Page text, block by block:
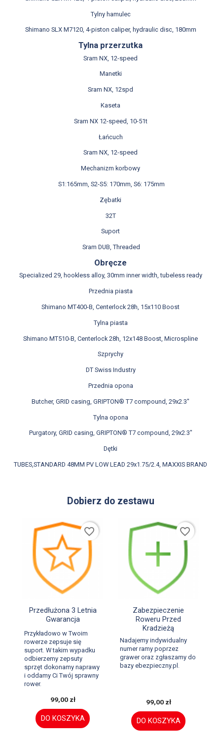
Tylny hamulec
Shimano SLX M7120, 4-piston caliper, hydraulic disc, 180mm
Tylna przerzutka
Sram NX, 12-speed
Manetki
Sram NX, 12spd
Kaseta
Sram NX 12-speed, 10-51t
Łańcuch
Sram NX, 12-speed
Mechanizm korbowy
S1:165mm, S2-S5: 170mm, S6: 175mm
Zębatki
32T
Suport
Sram DUB, Threaded
Obręcze
Specialized 29, hookless alloy, 30mm inner width, tubeless ready
Przednia piasta
Shimano MT400-B, Centerlock 28h, 15x110 Boost
Tylna piasta
Shimano MT510-B, Centerlock 28h, 12x148 Boost, Microspline
Szprychy
DT Swiss Industry
Przednia opona
Butcher, GRID casing, GRIPTON® T7 compound, 29x2.3"
Tylna opona
Purgatory, GRID casing, GRIPTON® T7 compound, 29x2.3"
Dętki
TUBES,STANDARD 48MM PV LOW LEAD 29x1.75/2.4, MAXXIS BRAND
Dobierz do zestawu
Szybki podgląd
Przedłużona 3 Letnia
Gwarancja
Przykładowo w Twoim
rowerze zepsuje się
suport. W takim wypadku
odbierzemy zepsuty
sprzęt dokonamy naprawy
i oddamy Ci Twój sprawny
rower.
99,00 zł
DO KOSZYKA
favorite_border
Szybki podgląd
Zabezpieczenie
Roweru Przed
Kradzieżą
Nadajemy indywidualny
numer ramy poprzez
grawer oraz zgłaszamy do
bazy ebezpieczny.pl.
99,00 zł
DO KOSZYKA
favorite_border